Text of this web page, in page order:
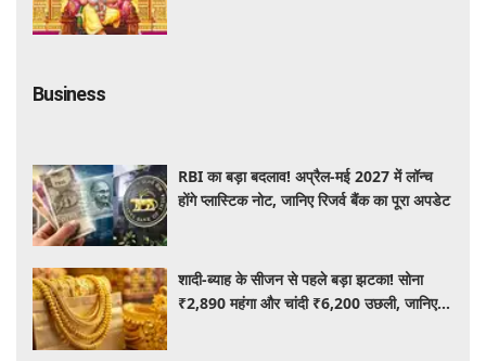
Business
RBI का बड़ा बदलाव! अप्रैल-मई 2027 में लॉन्च
होंगे प्लास्टिक नोट, जानिए रिजर्व बैंक का पूरा अपडेट
शादी-ब्याह के सीजन से पहले बड़ा झटका! सोना
₹2,890 महंगा और चांदी ₹6,200 उछली, जानिए